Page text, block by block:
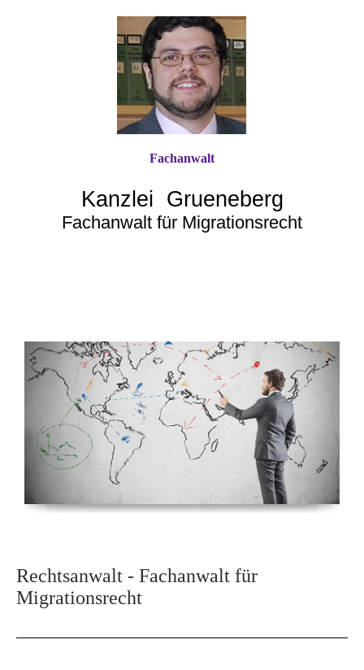
Kanzlei Grueneberg
Fachanwalt für Migrationsrecht
Fachanwalt
Rechtsanwalt - Fachanwalt für
Migrationsrecht